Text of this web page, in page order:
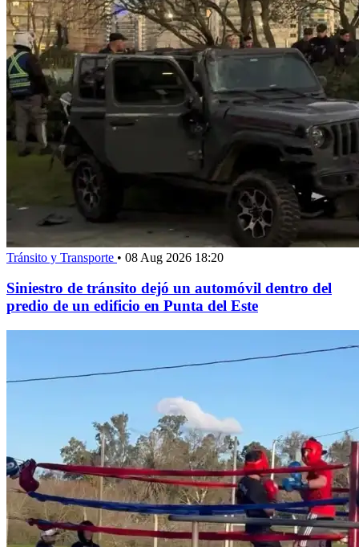
Tránsito y Transporte • 08 Aug 2026 18:20
Siniestro de tránsito dejó un automóvil dentro del
predio de un edificio en Punta del Este